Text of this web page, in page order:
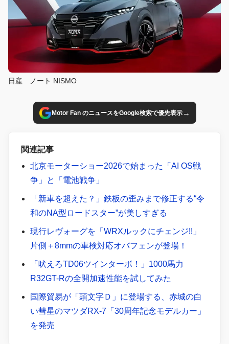
日産 ノート NISMO
Motor Fan のニュースをGoogle検索で優先表示→
関連記事
北京モーターショー2026で始まった「AI OS戦
争」と「電池戦争」
「新車を超えた？」鉄板の歪みまで修正する“令
和のNA型ロードスター”が美しすぎる
現行レヴォーグを「WRXルックにチェンジ!!」
片側＋8mmの車検対応オバフェンが登場！
「吠えろTD06ツインターボ！」1000馬力
R32GT-Rの全開加速性能を試してみた
国際貿易が「頭文字Ｄ」に登場する、赤城の白
い彗星のマツダRX-7「30周年記念モデルカー」
を発売